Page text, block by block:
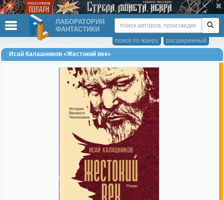
ЛАБОРАТОРИЯ
ФАНТАСТИКИ
расширенный
поиск по жанру
Исай Калашников «Жестокий век»